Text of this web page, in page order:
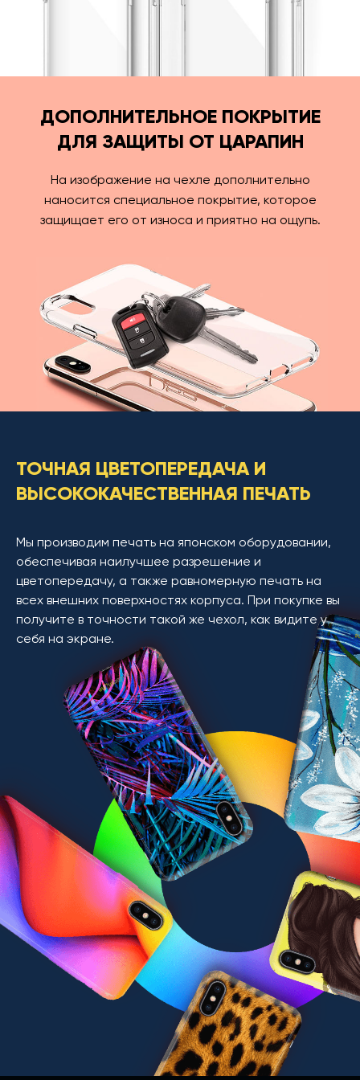
ДОПОЛНИТЕЛЬНОЕ ПОКРЫТИЕ
ДЛЯ ЗАЩИТЫ ОТ ЦАРАПИН
На изображение на чехле дополнительно
наносится специальное покрытие, которое
защищает его от износа и приятно на ощупь.
ТОЧНАЯ ЦВЕТОПЕРЕДАЧА И
ВЫСОКОКАЧЕСТВЕННАЯ ПЕЧАТЬ
Мы производим печать на японском оборудовании,
обеспечивая наилучшее разрешение и
цветопередачу, а также равномерную печать на
всех внешних поверхностях корпуса. При покупке вы
получите в точности такой же чехол, как видите у
себя на экране.